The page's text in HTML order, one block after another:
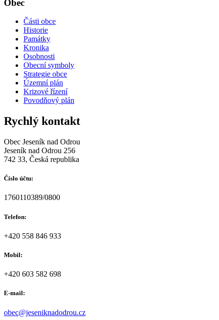
Obec
Části obce
Historie
Památky
Kronika
Osobnosti
Obecní symboly
Strategie obce
Územní plán
Krizové řízení
Povodňový plán
Rychlý kontakt
Obec Jeseník nad Odrou
Jeseník nad Odrou 256
742 33, Česká republika
Číslo účtu:
1760110389/0800
Telefon:
+420 558 846 933
Mobil:
+420 603 582 698
E-mail:
obec@jeseniknadodrou.cz